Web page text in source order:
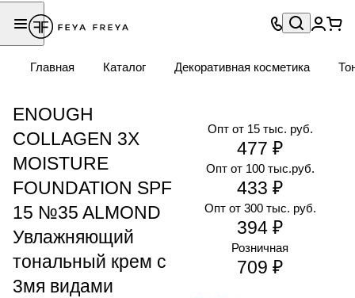
Главная Каталог Декоративная косметика
ENOUGH
COLLAGEN 3X
MOISTURE
FOUNDATION SPF
15 №35 ALMOND
Увлажняющий
тональный крем с
3мя видами
Опт от 300 тыс. руб.
394 ₽
Опт от 15 тыс. руб.
477 ₽
Опт от 100 тыс.руб.
433 ₽
Розничная
709 ₽